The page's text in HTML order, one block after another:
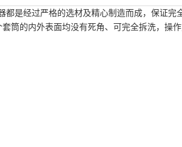
都是经过严格的选材及精心制造而成，保证完
筒的内外表面均没有死角、可完全拆洗，操作